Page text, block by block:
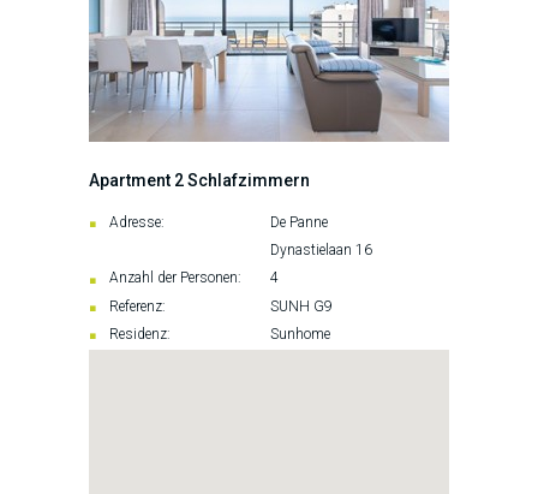
Apartment 2 Schlafzimmern
Adresse:
De Panne
Dynastielaan 16
Anzahl der Personen:
4
Referenz:
SUNH G9
Residenz:
Sunhome